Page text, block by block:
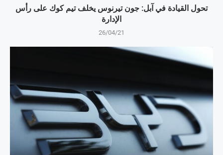
تحول القيادة في آبل: جون تيرنوس يخلف تيم كوك على رأس
الإدارة
26/04/21